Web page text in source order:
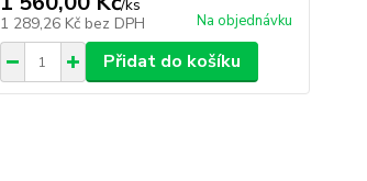
/ks
1 289,26 Kč bez DPH Na objednávku
Přidat do košíku